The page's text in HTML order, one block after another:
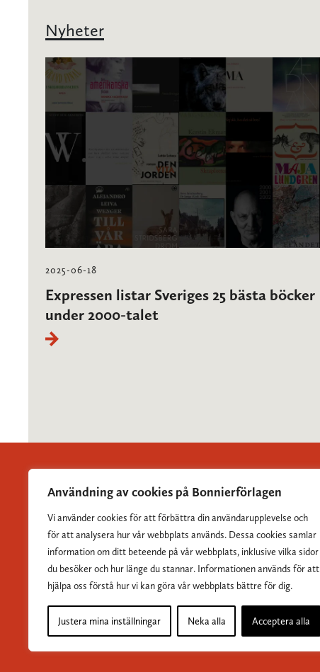
Användning av cookies på Bonnierförlagen
Vi använder cookies för att förbättra din användarupplevelse och
för att analysera hur vår webbplats används. Dessa cookies samlar
information om ditt beteende på vår webbplats, inklusive vilka sidor
du besöker och hur länge du stannar. Informationen används för att
hjälpa oss förstå hur vi kan göra vår webbplats bättre för dig.
Justera mina inställningar Neka alla Acceptera alla
Nyheter
2025-06-18
Expressen listar Sveriges 25 bästa böcker
under 2000-talet
Albert Bonniers Förlag grundades 1837 och är Sveriges
största skönlitterära förlag.